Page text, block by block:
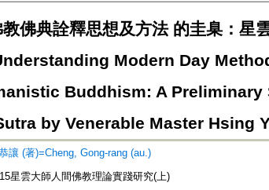
佛典詮釋思想及方法 的圭臬：星
Modern Day
Buddhism: A
by Venerable Master Hsing
讓 (著)=Cheng, Gong-rang (au.)
星雲大師人間佛教理論實踐研究(上)